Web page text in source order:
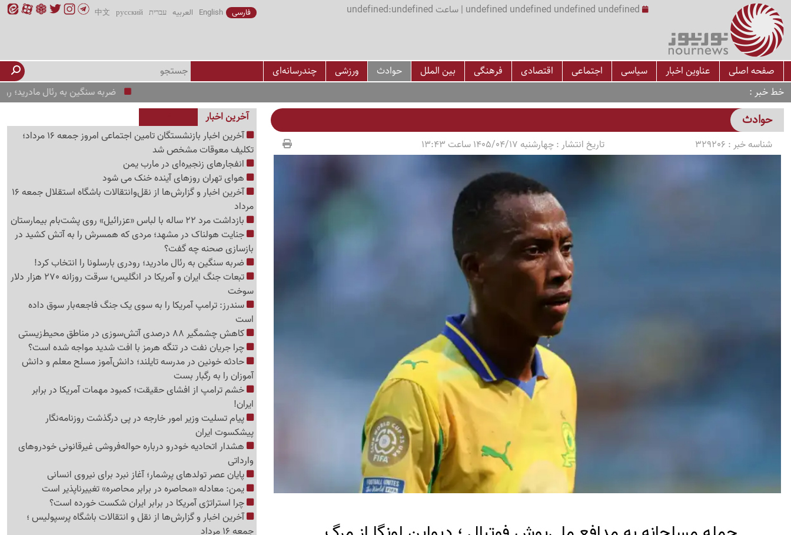
undefined undefined undefined undefined | ساعت undefined:undefined فارسی English العربیه עברית русский
中文
صفحه اصلی عناوین اخبار سیاسی اجتماعی اقتصادی فرهنگی بین الملل حوادث ورزشی
چندرسانه‌ای
خط خبر
ضربه سنگین به رئال مادرید؛ رودری
حوادث
شناسه خبر : 329206 تاریخ انتشار :چهارشنبه 1405/04/17 ساعت 13:43
آخرین اخبار
آخرین اخبار بازنشستگان تامین اجتماعی امروز جمعه 16 مرداد؛
تکلیف معوقات مشخص شد
انفجارهای زنجیره‌ای در مارب یمن
هوای تهران روزهای آینده خنک می شود
آخرین اخبار و گزارش‌ها از نقل‌وانتقالات باشگاه استقلال جمعه 16
مرداد
بازداشت مرد 22 ساله با لباس «عزرائیل» روی پشت‌بام بیمارستان
جنایت هولناک در مشهد؛ مردی که همسرش را به آتش کشید در
بازسازی صحنه چه گفت؟
ضربه سنگین به رئال مادرید؛ رودری بارسلونا را انتخاب کرد!
تبعات جنگ ایران و آمریکا در انگلیس؛ سرقت روزانه 270 هزار دلار
سوخت
سندرز: ترامپ آمریکا را به سوی یک جنگ فاجعه‌بار سوق داده
است
کاهش چشمگیر 88 درصدی آتش‌سوزی در مناطق محیط‌زیستی
چرا جریان نفت در تنگه هرمز با افت شدید مواجه شده است؟
حادثه خونین در مدرسه تایلند؛ دانش‌آموز مسلح معلم و دانش
آموزان را به رگبار بست
خشم ترامپ از افشای حقیقت؛ کمبود مهمات آمریکا در برابر
ایران!
پیام تسلیت وزیر امور خارجه در پی درگذشت روزنامه‌نگار
پیشکسوت ایران
هشدار اتحادیه خودرو درباره حواله‌فروشی غیرقانونی خودروهای
وارداتی
پایان عصر تولدهای پرشمار؛ آغاز نبرد برای نیروی انسانی
یمن: معادله «محاصره در برابر محاصره» تغییرناپذیر است
چرا استراتژی آمریکا در برابر ایران شکست خورده است؟
آخرین اخبار و گزارش‌ها از نقل و انتقالات باشگاه پرسپولیس ؛
جمعه 16 مرداد